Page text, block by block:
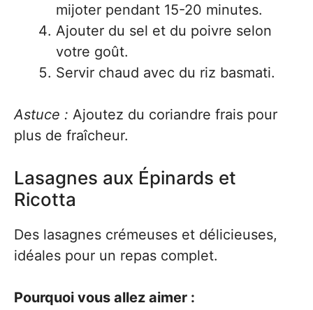
mijoter pendant 15-20 minutes.
Ajouter du sel et du poivre selon
votre goût.
Servir chaud avec du riz basmati.
Astuce : Ajoutez du coriandre frais pour
plus de fraîcheur.
Lasagnes aux Épinards et
Ricotta
Des lasagnes crémeuses et délicieuses,
idéales pour un repas complet.
Pourquoi vous allez aimer :